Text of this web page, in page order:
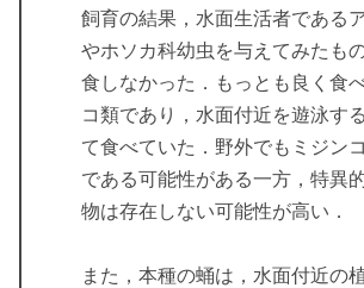
飼育の結果，水面生活者である
やホソカ科幼虫を与えてみたも
食しなかった．もっとも良く食
コ類であり，水面付近を遊泳す
て食べていた．野外でもミジン
である可能性がある一方，特異
物は存在しない可能性が高い．
また，本種の蛹は，水面付近の